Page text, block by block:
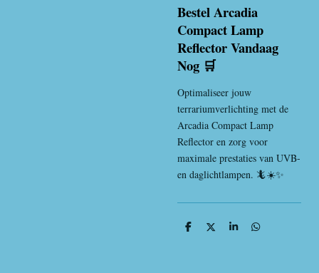
Bestel Arcadia
Compact Lamp
Reflector Vandaag
Nog 🛒
Optimaliseer jouw
terrariumverlichting met de
Arcadia Compact Lamp
Reflector en zorg voor
maximale prestaties van UVB-
en daglichtlampen. 🦎☀️✨
D
D
S
D